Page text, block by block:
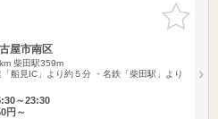
お気に入
りに追加
屋市南区
柴田駅359m
「船見IC」より約５分 ・名鉄「柴田駅」より
～23:30
円～